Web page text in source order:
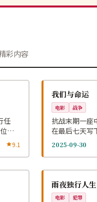
彩内容
任
本
9.1
中国
我们与命运
电影 战争
抗战末期一座
在最后七天写
默的胜利日记。
2025-09-30
中国
雨夜独行人生
电影 犯罪